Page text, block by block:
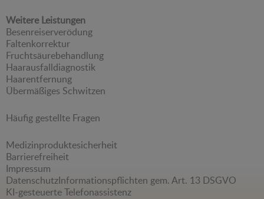
Weitere Leistungen
Besenreiserverödung
Faltenkorrektur
Fruchtsäurebehandlung
Haarausfalldiagnostik
Haarentfernung
Übermäßiges Schwitzen
Häufig gestellte Fragen
Medizinproduktesicherheit
Barrierefreiheit
Impressum
DatenschutzInformationspflichten gem. Art. 13 DSGVO
KI-gesteuerte Telefonassistenz